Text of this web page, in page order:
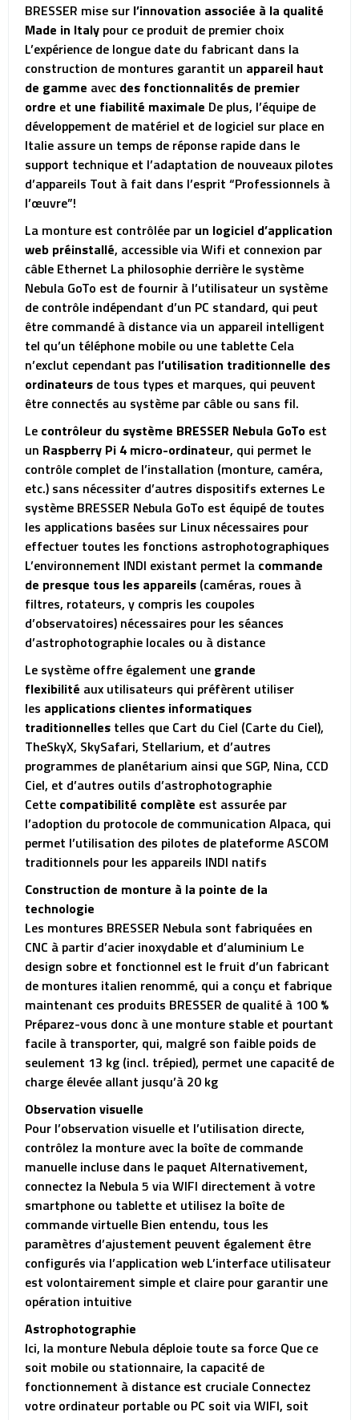
BRESSER mise sur l’innovation associée à la qualité
Made in Italy pour ce produit de premier choix
L’expérience de longue date du fabricant dans la
construction de montures garantit un appareil haut
de gamme avec des fonctionnalités de premier
ordre et une fiabilité maximale De plus, l’équipe de
développement de matériel et de logiciel sur place en
Italie assure un temps de réponse rapide dans le
support technique et l’adaptation de nouveaux pilotes
d’appareils Tout à fait dans l’esprit “Professionnels à
l’œuvre”!
La monture est contrôlée par un logiciel d’application
web préinstallé, accessible via Wifi et connexion par
câble Ethernet La philosophie derrière le système
Nebula GoTo est de fournir à l’utilisateur un système
de contrôle indépendant d’un PC standard, qui peut
être commandé à distance via un appareil intelligent
tel qu’un téléphone mobile ou une tablette Cela
n’exclut cependant pas l’utilisation traditionnelle des
ordinateurs de tous types et marques, qui peuvent
être connectés au système par câble ou sans fil.
Le contrôleur du système BRESSER Nebula GoTo est
un Raspberry Pi 4 micro-ordinateur, qui permet le
contrôle complet de l’installation (monture, caméra,
etc.) sans nécessiter d’autres dispositifs externes Le
système BRESSER Nebula GoTo est équipé de toutes
les applications basées sur Linux nécessaires pour
effectuer toutes les fonctions astrophotographiques
L’environnement INDI existant permet la commande
de presque tous les appareils (caméras, roues à
filtres, rotateurs, y compris les coupoles
d’observatoires) nécessaires pour les séances
d’astrophotographie locales ou à distance
Le système offre également une grande
flexibilité aux utilisateurs qui préfèrent utiliser
les applications clientes informatiques
traditionnelles telles que Cart du Ciel (Carte du Ciel),
TheSkyX, SkySafari, Stellarium, et d’autres
programmes de planétarium ainsi que SGP, Nina, CCD
Ciel, et d’autres outils d’astrophotographie
Cette compatibilité complète est assurée par
l’adoption du protocole de communication Alpaca, qui
permet l’utilisation des pilotes de plateforme ASCOM
traditionnels pour les appareils INDI natifs
Construction de monture à la pointe de la
technologie
Les montures BRESSER Nebula sont fabriquées en
CNC à partir d’acier inoxydable et d’aluminium Le
design sobre et fonctionnel est le fruit d’un fabricant
de montures italien renommé, qui a conçu et fabrique
maintenant ces produits BRESSER de qualité à 100 %
Préparez-vous donc à une monture stable et pourtant
facile à transporter, qui, malgré son faible poids de
seulement 13 kg (incl. trépied), permet une capacité de
charge élevée allant jusqu’à 20 kg
Observation visuelle
Pour l’observation visuelle et l’utilisation directe,
contrôlez la monture avec la boîte de commande
manuelle incluse dans le paquet Alternativement,
connectez la Nebula 5 via WIFI directement à votre
smartphone ou tablette et utilisez la boîte de
commande virtuelle Bien entendu, tous les
paramètres d’ajustement peuvent également être
configurés via l’application web L’interface utilisateur
est volontairement simple et claire pour garantir une
opération intuitive
Astrophotographie
Ici, la monture Nebula déploie toute sa force Que ce
soit mobile ou stationnaire, la capacité de
fonctionnement à distance est cruciale Connectez
votre ordinateur portable ou PC soit via WIFI, soit